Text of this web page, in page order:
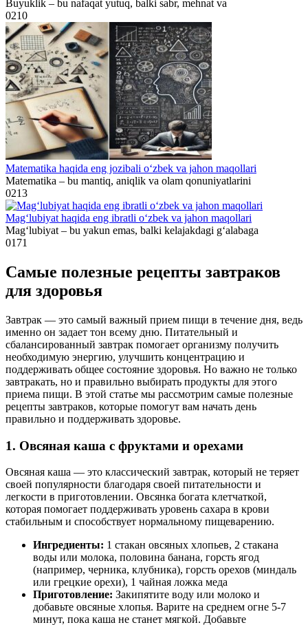
Buyuklik – bu nafaqat yutuq, balki sabr, mehnat va
0210
Matematika haqida eng jozibali o‘zbek va jahon maqollari
Matematika – bu mantiq, aniqlik va olam qonuniyatlarini
0213
Mag‘lubiyat haqida eng ibratli o‘zbek va jahon maqollari
Mag‘lubiyat – bu yakun emas, balki kelajakdagi g‘alabaga
0171
Самые полезные рецепты завтраков
для здоровья
Завтрак — это самый важный прием пищи в течение дня, ведь
именно он задает тон всему дню. Питательный и
сбалансированный завтрак помогает организму получить
необходимую энергию, улучшить концентрацию и
поддерживать общее состояние здоровья. Но важно не только
завтракать, но и правильно выбирать продукты для этого
приема пищи. В этой статье мы рассмотрим самые полезные
рецепты завтраков, которые помогут вам начать день
правильно и поддерживать здоровье.
1. Овсяная каша с фруктами и орехами
Овсяная каша — это классический завтрак, который не теряет
своей популярности благодаря своей питательности и
легкости в приготовлении. Овсянка богата клетчаткой,
которая помогает поддерживать уровень сахара в крови
стабильным и способствует нормальному пищеварению.
Ингредиенты: 1 стакан овсяных хлопьев, 2 стакана
воды или молока, половина банана, горсть ягод
(например, черника, клубника), горсть орехов (миндаль
или грецкие орехи), 1 чайная ложка меда
Приготовление: Закипятите воду или молоко и
добавьте овсяные хлопья. Варите на среднем огне 5-7
минут, пока каша не станет мягкой. Добавьте